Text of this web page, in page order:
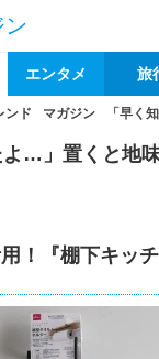
ン
エンタメ 旅
ンド マガジン 「早く
よ…」置くと地
！『棚下キッ